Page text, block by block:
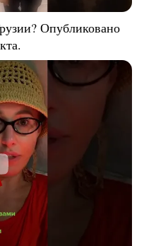
Опубликовано